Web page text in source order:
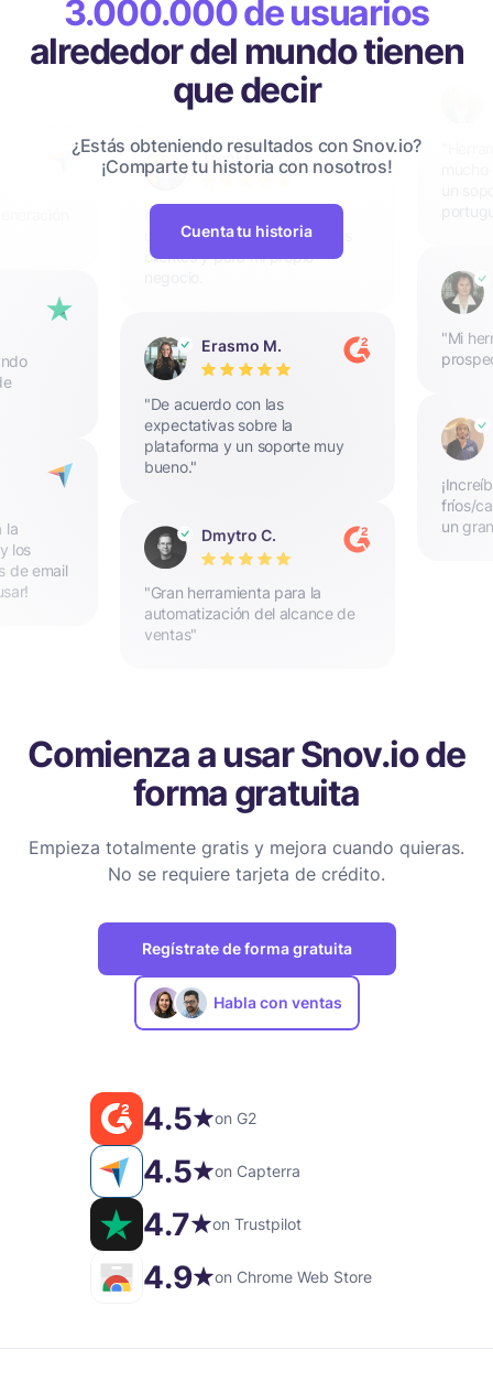
3.000.000 de usuarios
alrededor del mundo tienen
que decir
¿Estás obteniendo resultados con Snov.io?
¡Comparte tu historia con nosotros!
Cuenta tu historia
la
los
de email
Trepke
He estado utilizando Snov.io
durante un tiempo para varios
clientes y para mi propio
Erasmo M.
"De acuerdo con las
expectativas sobre la
plataforma y un soporte muy
bueno."
Dmytro C.
"Gran herramienta para la
automatización del alcance de
ventas"
"Mi
fríos/
un
Comienza a usar Snov.io de
forma gratuita
Empieza totalmente gratis y mejora cuando quieras.
No se requiere tarjeta de crédito.
Regístrate de forma gratuita
Habla con ventas
4.5 on G2
4.5 on Capterra
4.7 on Trustpilot
4.9 on Chrome Web Store